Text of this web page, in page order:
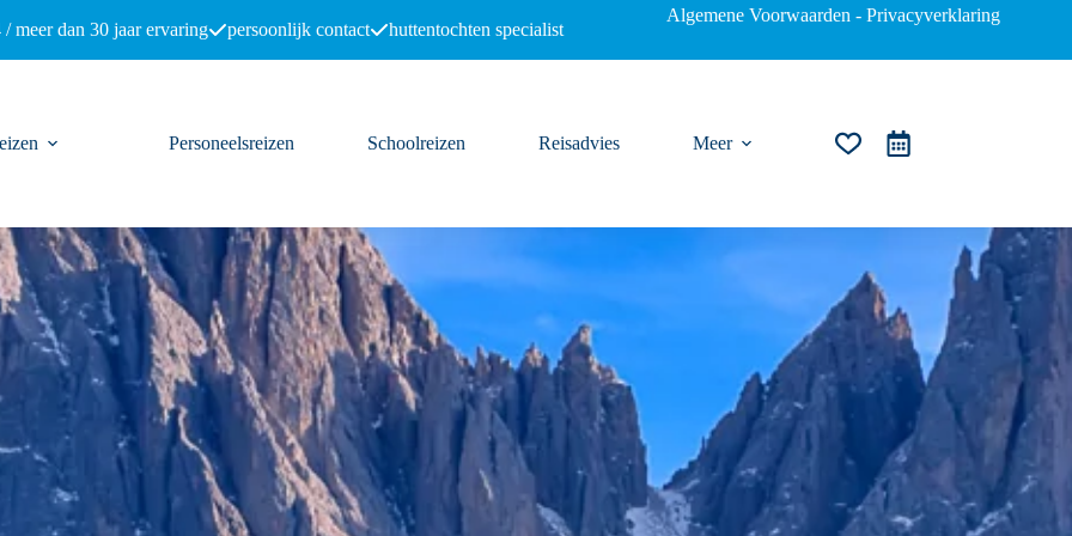
/ meer dan 30 jaar ervaring persoonlijk contact huttentochten specialist
Algemene Voorwaarden - Privacyverklaring
Personeelsreizen Schoolreizen Reisadvies Meer Winkelwagen